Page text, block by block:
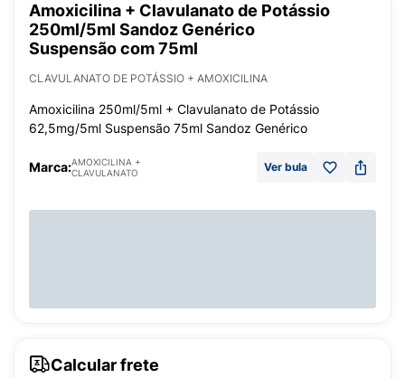
Amoxicilina + Clavulanato de Potássio
250ml/5ml Sandoz Genérico
Suspensão com 75ml
CLAVULANATO DE POTÁSSIO + AMOXICILINA
Amoxicilina 250ml/5ml + Clavulanato de Potássio
62,5mg/5ml Suspensão 75ml Sandoz Genérico
Marca:AMOXICILINA +
CLAVULANATO
Ver bula
Calcular frete